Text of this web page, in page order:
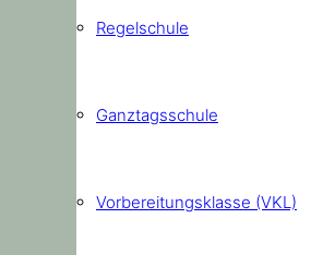
Regelschule
Ganztagsschule
Vorbereitungsklasse (VKL)